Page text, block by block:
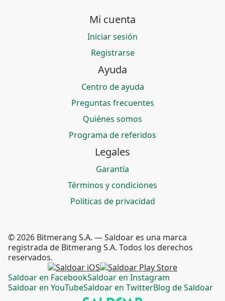
Mi cuenta
Iniciar sesión
Registrarse
Ayuda
Centro de ayuda
Preguntas frecuentes
Quiénes somos
Programa de referidos
Legales
Garantía
Términos y condiciones
Políticas de privacidad
Saldoar en FacebookSaldoar en Instagram
Saldoar en YouTubeSaldoar en TwitterBlog de Saldoar
© 2026 Bitmerang S.A. — Saldoar es una marca
registrada de Bitmerang S.A. Todos los derechos
reservados.